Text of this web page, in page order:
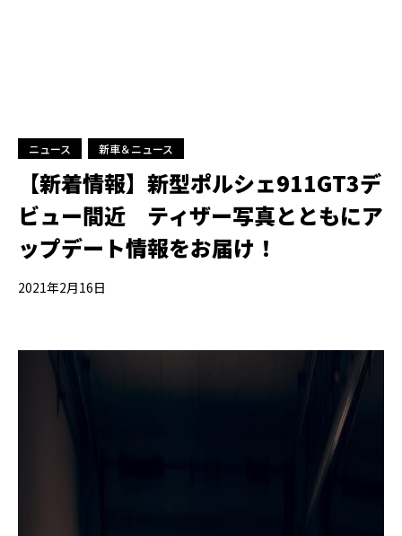
ニュース 新車＆ニュース
【新着情報】新型ポルシェ911GT3デ
ビュー間近 ティザー写真とともにア
ップデート情報をお届け！
2021年2月16日